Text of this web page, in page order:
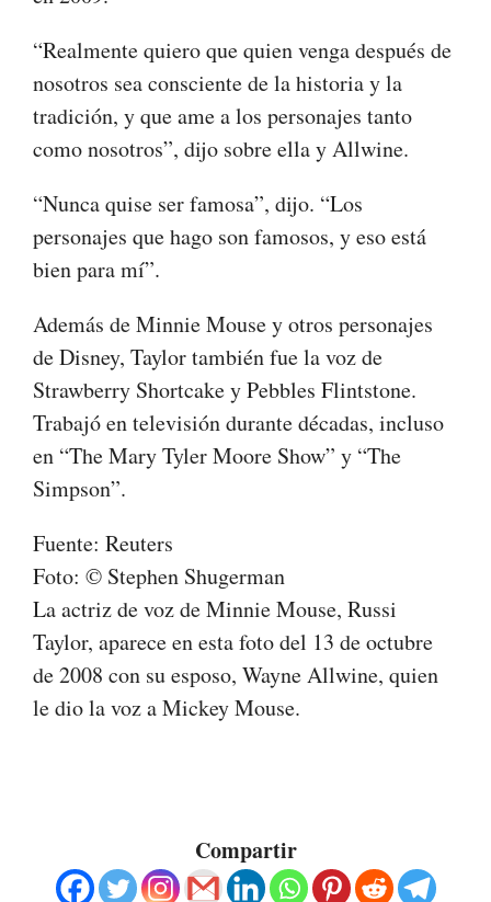
“Realmente quiero que quien venga después de
nosotros sea consciente de la historia y la
tradición, y que ame a los personajes tanto
como nosotros”, dijo sobre ella y Allwine.
“Nunca quise ser famosa”, dijo. “Los
personajes que hago son famosos, y eso está
bien para mí”.
Además de Minnie Mouse y otros personajes
de Disney, Taylor también fue la voz de
Strawberry Shortcake y Pebbles Flintstone.
Trabajó en televisión durante décadas, incluso
en “The Mary Tyler Moore Show” y “The
Simpson”.
Fuente: Reuters
Foto: © Stephen Shugerman
La actriz de voz de Minnie Mouse, Russi
Taylor, aparece en esta foto del 13 de octubre
de 2008 con su esposo, Wayne Allwine, quien
le dio la voz a Mickey Mouse.
Compartir